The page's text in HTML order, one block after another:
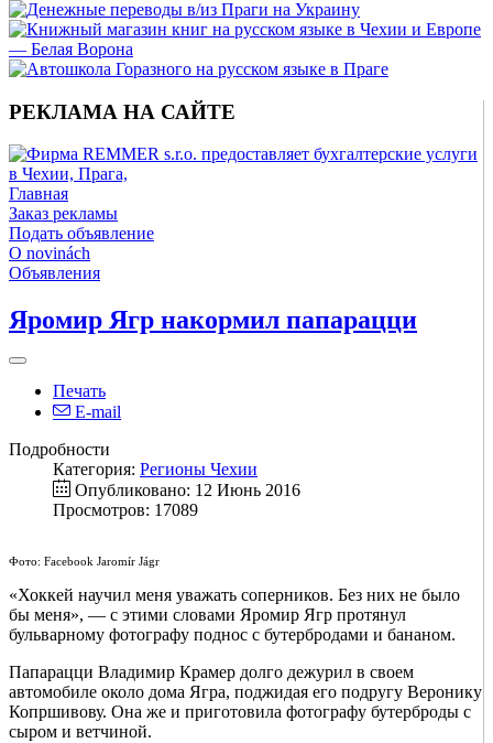
РЕКЛАМА НА САЙТЕ
Главная
Заказ рекламы
Подать объявление
O novinách
Объявления
Яромир Ягр накормил папарацци
Печать
E-mail
Подробности
Категория: Регионы Чехии
Опубликовано: 12 Июнь 2016
Просмотров: 17089
Фото: Facebook Jaromír Jágr
«Хоккей научил меня уважать соперников. Без них не было
бы меня», — с этими словами Яромир Ягр протянул
бульварному фотографу поднос с бутербродами и бананом.
Папарацци Владимир Крамер долго дежурил в своем
автомобиле около дома Ягра, поджидая его подругу Веронику
Копршивову. Она же и приготовила фотографу бутерброды с
сыром и ветчиной.